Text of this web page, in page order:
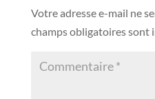
Votre adresse e-mail ne
champs obligatoires sont